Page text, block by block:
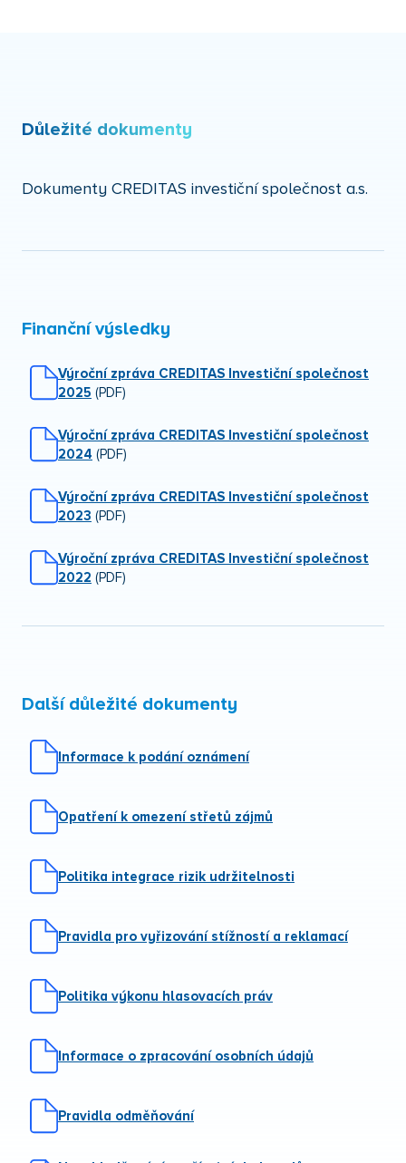
Důležité dokumenty
Dokumenty CREDITAS investiční společnost a.s.
Finanční výsledky
Výroční zpráva CREDITAS Investiční společnost
2025 (PDF)
Výroční zpráva CREDITAS Investiční společnost
2024 (PDF)
Výroční zpráva CREDITAS Investiční společnost
2023 (PDF)
Výroční zpráva CREDITAS Investiční společnost
2022 (PDF)
Další důležité dokumenty
Informace k podání oznámení
Opatření k omezení střetů zájmů
Politika integrace rizik udržitelnosti
Pravidla pro vyřizování stížností a reklamací
Politika výkonu hlasovacích práv
Informace o zpracování osobních údajů
Pravidla odměňování